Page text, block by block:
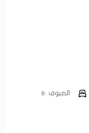
الضيوف :6